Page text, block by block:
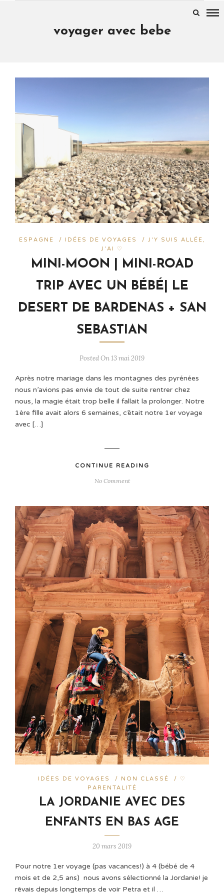
voyager avec bebe
ESPAGNE / IDÉES DE VOYAGES / J'Y SUIS ALLÉE,
J'AI ♡
MINI-MOON | MINI-ROAD
TRIP AVEC UN BÉBÉ| LE
DESERT DE BARDENAS + SAN
SEBASTIAN
Posted On 13 mai 2019
Après notre mariage dans les montagnes des pyrénées
nous n’avions pas envie de tout de suite rentrer chez
nous, la magie était trop belle il fallait la prolonger. Notre
1ère fille avait alors 6 semaines, c’était notre 1er voyage
avec […]
CONTINUE READING
No Comment
IDÉES DE VOYAGES / NON CLASSÉ / ♡
PARENTALITÉ
LA JORDANIE AVEC DES
ENFANTS EN BAS AGE
20 mars 2019
Pour notre 1er voyage (pas vacances!) à 4 (bébé de 4
mois et de 2,5 ans) nous avons sélectionné la Jordanie! je
rêvais depuis longtemps de voir Petra et il …